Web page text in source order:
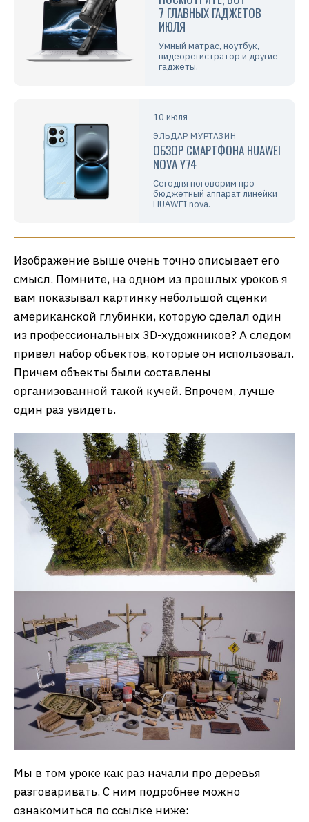
7 ГЛАВНЫХ ГАДЖЕТОВ
ИЮЛЯ
Умный матрас, ноутбук,
видеорегистратор и другие
гаджеты.
10 июля
ЭЛЬДАР МУРТАЗИН
ОБЗОР СМАРТФОНА HUAWEI
NOVA Y74
Сегодня поговорим про
бюджетный аппарат линейки
HUAWEI nova.
Изображение выше очень точно описывает его
смысл. Помните, на одном из прошлых уроков я
вам показывал картинку небольшой сценки
американской глубинки, которую сделал один
из профессиональных 3D-художников? А следом
привел набор объектов, которые он использовал.
Причем объекты были составлены
организованной такой кучей. Впрочем, лучше
один раз увидеть.
Мы в том уроке как раз начали про деревья
разговаривать. С ним подробнее можно
ознакомиться по ссылке ниже: